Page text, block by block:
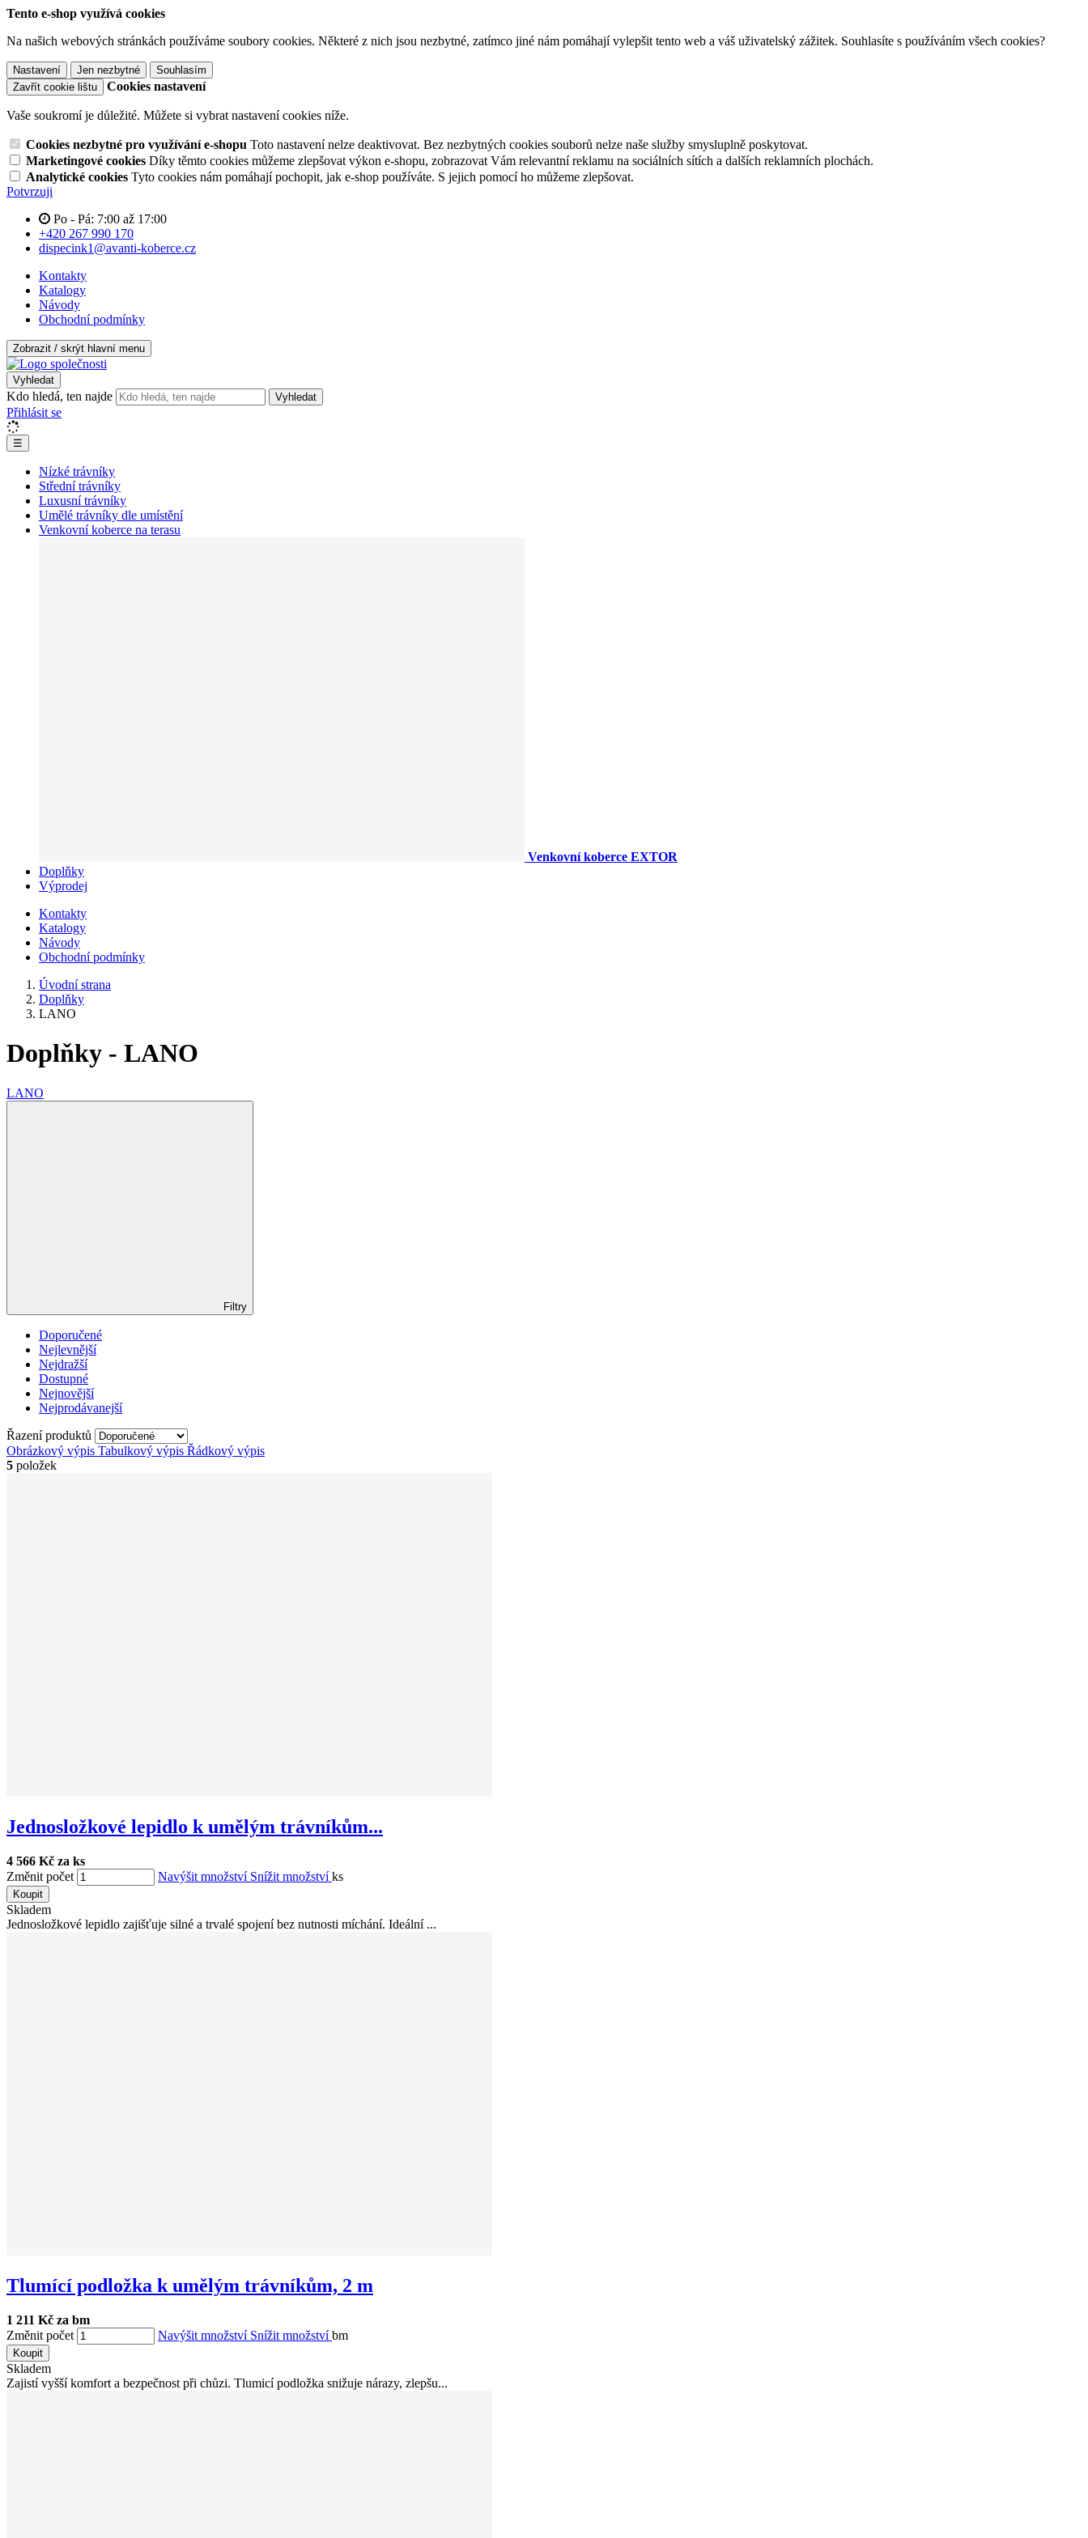
Tento e-shop využívá cookies
Na našich webových stránkách používáme soubory cookies. Některé z nich jsou nezbytné, zatímco jiné nám pomáhají vylepšit tento web a váš uživatelský zážitek. Souhlasíte s používáním všech cookies?
Nastavení Jen nezbytné
Souhlasím
Zavřít cookie lištu
Cookies nastavení
Vaše soukromí je důležité. Můžete si vybrat nastavení cookies níže.
Cookies nezbytné pro využívání e-shopu Toto nastavení nelze deaktivovat. Bez nezbytných cookies souborů nelze naše služby smysluplně poskytovat.
Marketingové cookies Díky těmto cookies můžeme zlepšovat výkon e-shopu, zobrazovat Vám relevantní reklamu na sociálních sítích a dalších reklamních plochách.
Analytické cookies Tyto cookies nám pomáhají pochopit, jak e-shop používáte. S jejich pomocí ho můžeme zlepšovat.
Potvrzuji
Po - Pá: 7:00 až 17:00
+420 267 990 170
dispecink1@avanti-koberce.cz
Kontakty
Katalogy
Návody
Obchodní podmínky
Zobrazit / skrýt hlavní menu
Vyhledat
Kdo hledá, ten najde Vyhledat
Přihlásit se
☰
Nízké trávníky
Střední trávníky
Luxusní trávníky
Umělé trávníky dle umístění
Venkovní koberce na terasu
Venkovní koberce EXTOR
Doplňky
Výprodej
Kontakty
Katalogy
Návody
Obchodní podmínky
Úvodní strana
Doplňky
LANO
Doplňky - LANO
LANO
Filtry
Doporučené
Nejlevnější
Nejdražší
Dostupné
Nejnovější
Nejprodávanejší
Řazení produktů
Obrázkový výpis Tabulkový výpis Řádkový výpis
5 položek
Jednosložkové lepidlo k umělým trávníkům...
4 566 Kč za ks
Změnit počet
Navýšit množství Snížit množstvíks
Koupit
Skladem
Jednosložkové lepidlo zajišťuje silné a trvalé spojení bez nutnosti míchání. Ideální ...
Tlumící podložka k umělým trávníkům, 2 m
1 211 Kč za bm
Změnit počet
Navýšit množství Snížit množstvíbm
Koupit
Skladem
Zajistí vyšší komfort a bezpečnost při chůzi. Tlumicí podložka snižuje nárazy, zlepšu...